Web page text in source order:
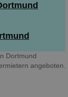
Dortmund
angeboten.